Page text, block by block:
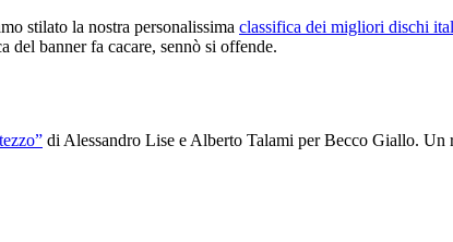
stilato la nostra personalissima classifica dei migliori dischi
del banner fa cacare, sennò si offende.
di Alessandro Lise e Alberto Talami per Becco Giallo. Un